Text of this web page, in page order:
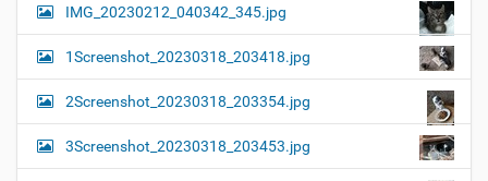
IMG_20230212_040342_345.jpg
1Screenshot_20230318_203418.jpg
2Screenshot_20230318_203354.jpg
3Screenshot_20230318_203453.jpg